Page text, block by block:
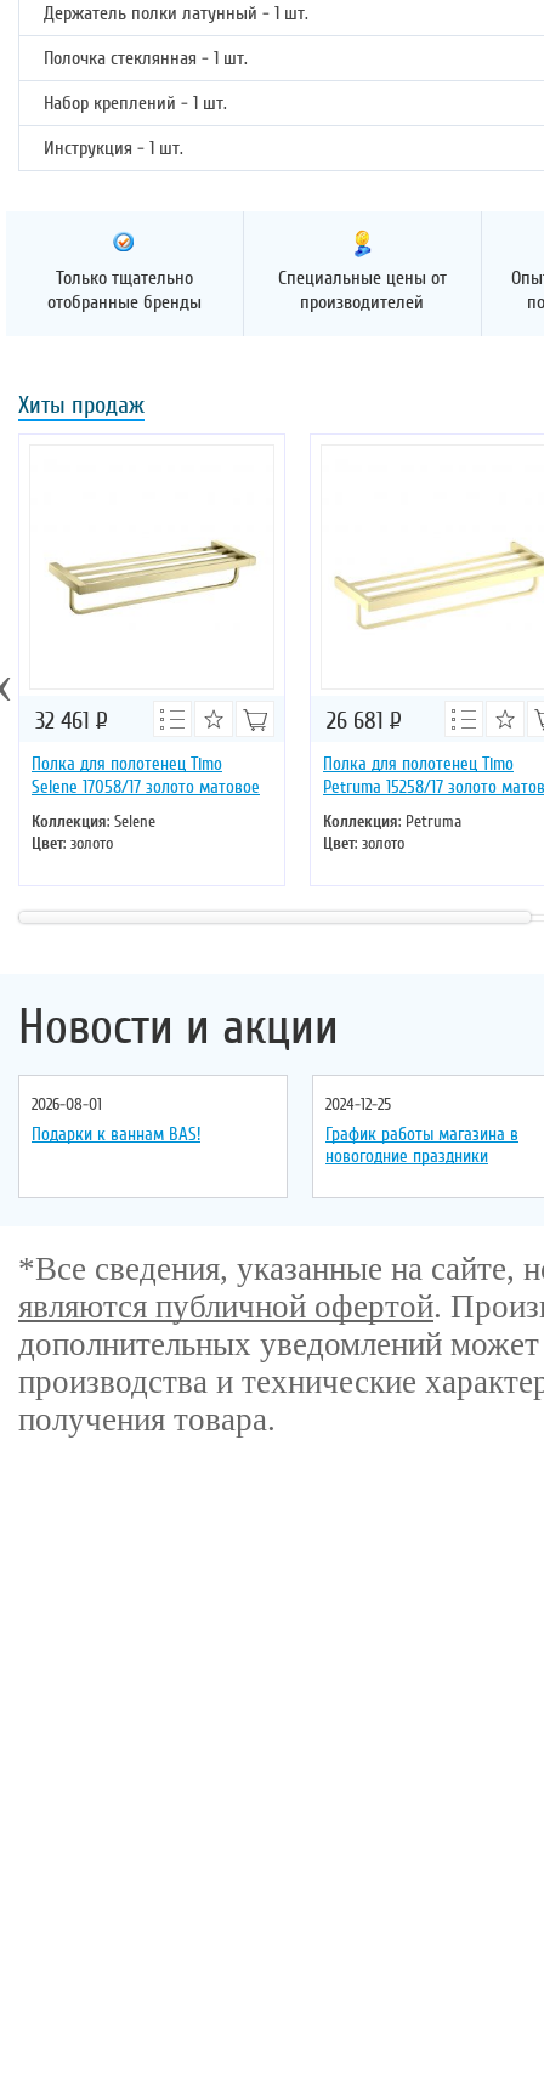
Держатель полки латунный - 1 шт.
Полочка стеклянная - 1 шт.
Набор креплений - 1 шт.
Инструкция - 1 шт.
Только тщательно
отобранные бренды
Специальные цены от
производителей
Хиты продаж
Полка для полотенец Timo
Selene 17058/17 золото матовое
Коллекция: Selene
Цвет: золото
32 461 Р
Полка для полотенец Timo
Petruma 15258/17 золото
Коллекция: Petruma
Цвет: золото
26 681 Р
Новости и акции
2026-08-01
Подарки к ваннам BAS!
2024-12-25
График работы магазина в
новогодние праздники
*Все сведения, указанные на
являются публичной офертой.
дополнительных уведомлений
производства и технические
получения товара.